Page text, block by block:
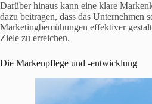
Darüber hinaus kann eine klare
dazu beitragen, dass das Unternehmen
Marketingbemühungen effektiver
Ziele zu erreichen.
Die Markenpflege und -entwicklung